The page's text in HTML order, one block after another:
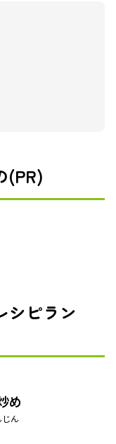
(PR)
シピラン
め
ん